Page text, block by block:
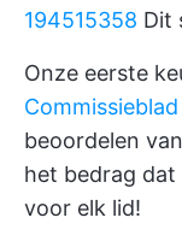
194515358 Dit
Onze eerste
beoordelen
het bedrag dat
voor elk lid!